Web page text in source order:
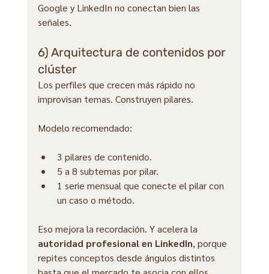
Google y LinkedIn no conectan bien las
señales.
6) Arquitectura de contenidos por
clúster
Los perfiles que crecen más rápido no
improvisan temas. Construyen pilares.
Modelo recomendado:
3 pilares de contenido.
5 a 8 subtemas por pilar.
1 serie mensual que conecte el pilar con
un caso o método.
Eso mejora la recordación. Y acelera la
autoridad profesional en LinkedIn, porque
repites conceptos desde ángulos distintos